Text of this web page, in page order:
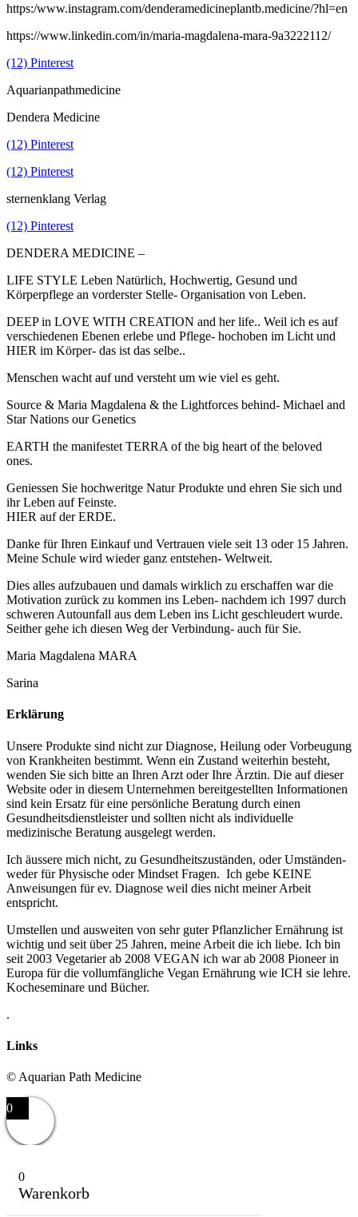
https:/www.instagram.com/denderamedicineplantb.medicine/?hl=en
https://www.linkedin.com/in/maria-magdalena-mara-9a3222112/
(12) Pinterest
Aquarianpathmedicine
Dendera Medicine
(12) Pinterest
(12) Pinterest
sternenklang Verlag
(12) Pinterest
DENDERA MEDICINE –
LIFE STYLE Leben Natürlich, Hochwertig, Gesund und
Körperpflege an vorderster Stelle- Organisation von Leben.
DEEP in LOVE WITH CREATION and her life.. Weil ich es auf
verschiedenen Ebenen erlebe und Pflege- hochoben im Licht und
HIER im Körper- das ist das selbe..
Menschen wacht auf und versteht um wie viel es geht.
Source & Maria Magdalena & the Lightforces behind- Michael and
Star Nations our Genetics
EARTH the manifestet TERRA of the big heart of the beloved
ones.
Geniessen Sie hochweritge Natur Produkte und ehren Sie sich und
ihr Leben auf Feinste.
HIER auf der ERDE.
Danke für Ihren Einkauf und Vertrauen viele seit 13 oder 15 Jahren.
Meine Schule wird wieder ganz entstehen- Weltweit.
Dies alles aufzubauen und damals wirklich zu erschaffen war die
Motivation zurück zu kommen ins Leben- nachdem ich 1997 durch
schweren Autounfall aus dem Leben ins Licht geschleudert wurde.
Seither gehe ich diesen Weg der Verbindung- auch für Sie.
Maria Magdalena MARA
Sarina
Erklärung
Unsere Produkte sind nicht zur Diagnose, Heilung oder Vorbeugung
von Krankheiten bestimmt. Wenn ein Zustand weiterhin besteht,
wenden Sie sich bitte an Ihren Arzt oder Ihre Ärztin. Die auf dieser
Website oder in diesem Unternehmen bereitgestellten Informationen
sind kein Ersatz für eine persönliche Beratung durch einen
Gesundheitsdienstleister und sollten nicht als individuelle
medizinische Beratung ausgelegt werden.
Ich äussere mich nicht, zu Gesundheitszuständen, oder Umständen-
weder für Physische oder Mindset Fragen. Ich gebe KEINE
Anweisungen für ev. Diagnose weil dies nicht meiner Arbeit
entspricht.
Umstellen und ausweiten von sehr guter Pflanzlicher Ernährung ist
wichtig und seit über 25 Jahren, meine Arbeit die ich liebe. Ich bin
seit 2003 Vegetarier ab 2008 VEGAN ich war ab 2008 Pioneer in
Europa für die vollumfängliche Vegan Ernährung wie ICH sie lehre.
Kocheseminare und Bücher.
.
Links
© Aquarian Path Medicine
0
0
Warenkorb